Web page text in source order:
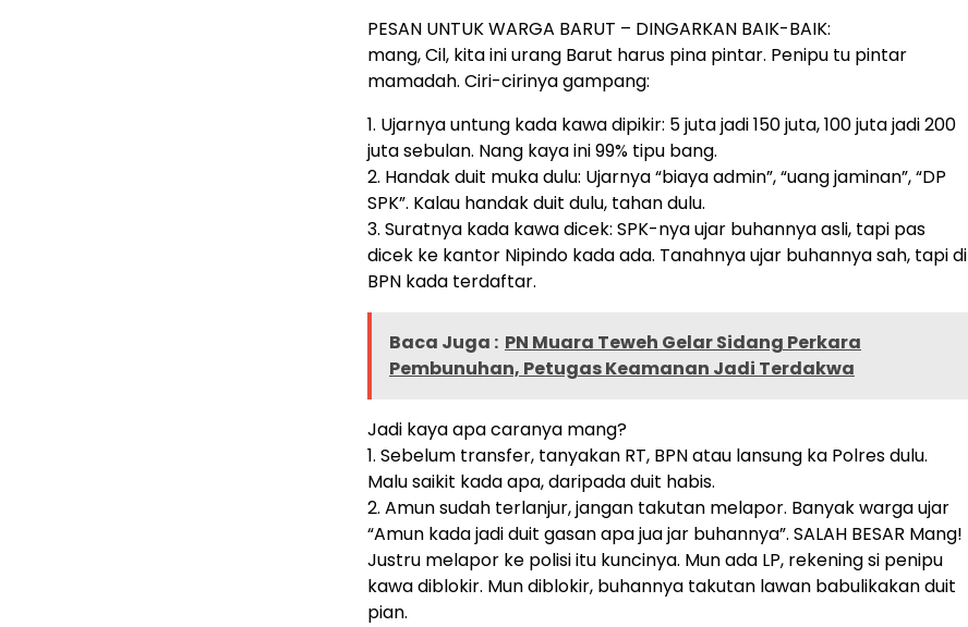
PESAN UNTUK WARGA BARUT – DINGARKAN BAIK-BAIK:
mang, Cil, kita ini urang Barut harus pina pintar. Penipu tu pintar
mamadah. Ciri-cirinya gampang:
1. Ujarnya untung kada kawa dipikir: 5 juta jadi 150 juta, 100 juta jadi 200
juta sebulan. Nang kaya ini 99% tipu bang.
2. Handak duit muka dulu: Ujarnya “biaya admin”, “uang jaminan”, “DP
SPK”. Kalau handak duit dulu, tahan dulu.
3. Suratnya kada kawa dicek: SPK-nya ujar buhannya asli, tapi pas
dicek ke kantor Nipindo kada ada. Tanahnya ujar buhannya sah, tapi di
BPN kada terdaftar.
Baca Juga : PN Muara Teweh Gelar Sidang Perkara
Pembunuhan, Petugas Keamanan Jadi Terdakwa
Jadi kaya apa caranya mang?
1. Sebelum transfer, tanyakan RT, BPN atau lansung ka Polres dulu.
Malu saikit kada apa, daripada duit habis.
2. Amun sudah terlanjur, jangan takutan melapor. Banyak warga ujar
“Amun kada jadi duit gasan apa jua jar buhannya”. SALAH BESAR Mang!
Justru melapor ke polisi itu kuncinya. Mun ada LP, rekening si penipu
kawa diblokir. Mun diblokir, buhannya takutan lawan babulikakan duit
pian.